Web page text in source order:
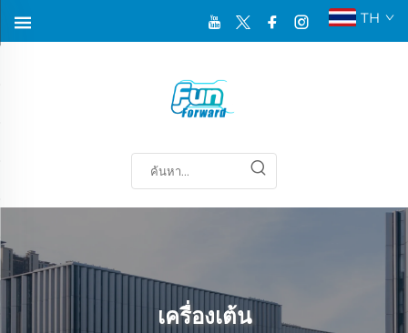
TH
เครื่องเต้น